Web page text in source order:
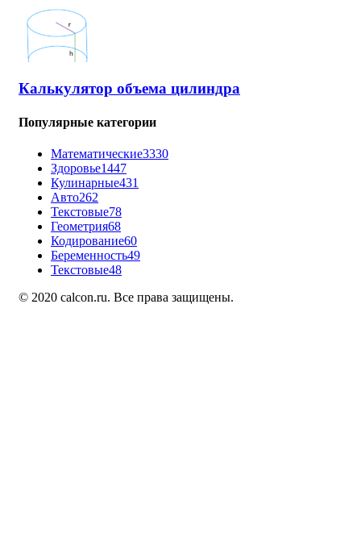
Калькулятор объема цилиндра
Популярные категории
Математические3330
Здоровье1447
Кулинарные431
Авто262
Текстовые78
Геометрия68
Кодирование60
Беременность49
Текстовые48
© 2020 calcon.ru. Все права защищены.